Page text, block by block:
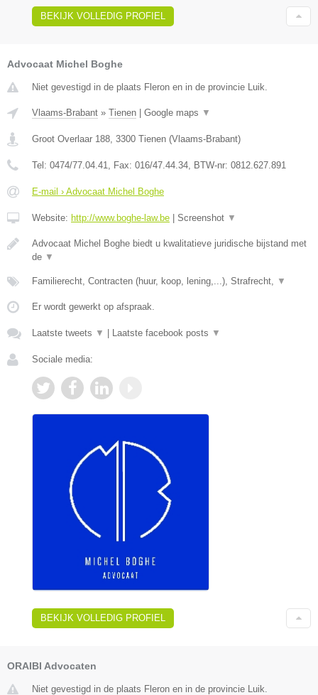
BEKIJK VOLLEDIG PROFIEL
Advocaat Michel Boghe
Niet gevestigd in de plaats Fleron en in de provincie Luik.
Vlaams-Brabant » Tienen | Google maps ▼
Groot Overlaar 188 3300 Tienen (Vlaams-Brabant)
Tel: 0474/77.04.41 , Fax: 016/47.44.34 , BTW-nr: ​0812.627.891
E-mail › Advocaat Michel Boghe
Website: http://www.boghe-law.be | Screenshot ▼
Advocaat Michel Boghe biedt u kwalitatieve juridische bijstand met
de ▼
Familierecht, Contracten (huur, koop, lening,...), Strafrecht, ▼
Er wordt gewerkt op afspraak.
Laatste tweets ▼ | Laatste facebook posts ▼
Sociale media:
BEKIJK VOLLEDIG PROFIEL
ORAIBI Advocaten
Niet gevestigd in de plaats Fleron en in de provincie Luik.